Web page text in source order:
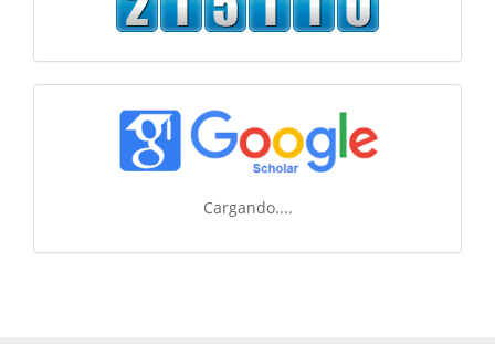
Cargando....